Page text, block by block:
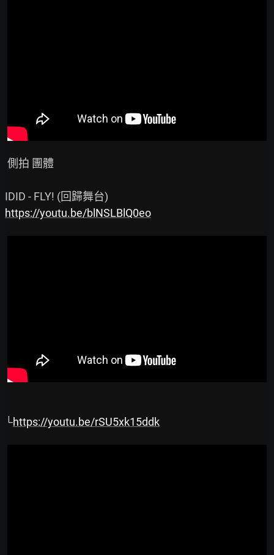
https://youtu.be/blNSLBlQ0eo
└https://youtu.be/rSU5xk15ddk